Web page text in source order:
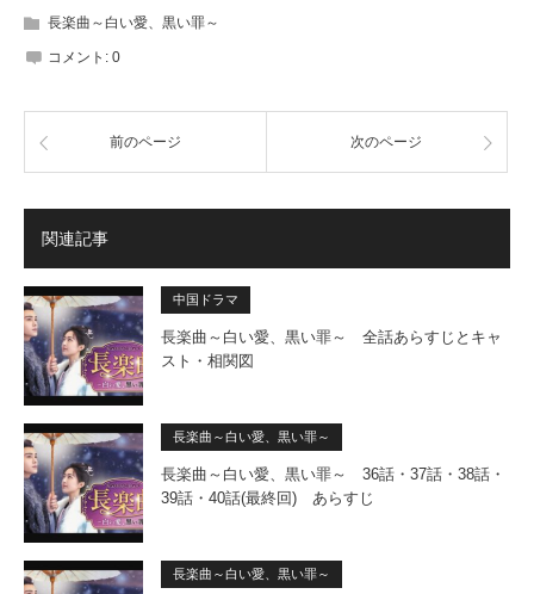
長楽曲～白い愛、黒い罪～
コメント: 0
前のページ 次のページ
関連記事
中国ドラマ
長楽曲～白い愛、黒い罪～ 全話あらすじとキャ
スト・相関図
長楽曲～白い愛、黒い罪～
長楽曲～白い愛、黒い罪～ 36話・37話・38話・
39話・40話(最終回) あらすじ
長楽曲～白い愛、黒い罪～